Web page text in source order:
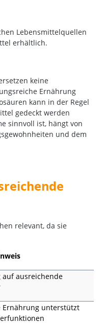
Lebensmittelquellen
erhältlich.
keine
Ernährung
kann in der Regel
gedeckt werden
sinnvoll ist, hängt von
und dem
relevant, da sie
auf ausreichende
Ernährung unterstützt